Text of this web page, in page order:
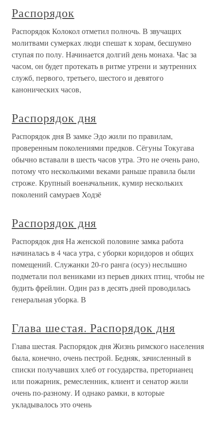
Распорядок
Распорядок Колокол отметил полночь. В звучащих
молитвами сумерках люди спешат к хорам, бесшумно
ступая по полу. Начинается долгий день монаха. Час за
часом, он будет протекать в ритме утрени и заутренних
служб, первого, третьего, шестого и девятого
канонических часов,
Распорядок дня
Распорядок дня В замке Эдо жили по правилам,
проверенным поколениями предков. Сёгуны Токугава
обычно вставали в шесть часов утра. Это не очень рано,
потому что несколькими веками раньше правила были
строже. Крупный военачальник, кумир нескольких
поколений самураев Ходзё
Распорядок дня
Распорядок дня На женской половине замка работа
начиналась в 4 часа утра, с уборки коридоров и общих
помещений. Служанки 20-го ранга (осуэ) неслышно
подметали пол вениками из перьев диких птиц, чтобы не
будить фрейлин. Один раз в десять дней проводилась
генеральная уборка. В
Глава шестая. Распорядок дня
Глава шестая. Распорядок дня Жизнь римского населения
была, конечно, очень пестрой. Бедняк, зачисленный в
списки получавших хлеб от государства, преторианец
или пожарник, ремесленник, клиент и сенатор жили
очень по-разному. И однако рамки, в которые
укладывалось это очень